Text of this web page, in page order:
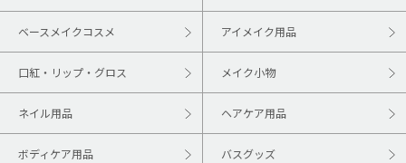
ベースメイクコスメ アイメイク用品
口紅・リップ・グロス メイク小物
ネイル用品 ヘアケア用品
ボディケア用品 バスグッズ